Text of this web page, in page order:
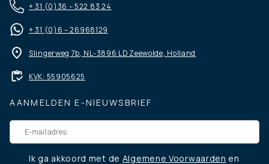
+ 31 (0)36 – 522 83 24
+ 31 (0)6 – 26968129
Slingerweg 7b, NL-3896 LD Zeewolde, Holland
KVK: 55905625
AANMELDEN E-NIEUWSBRIEF
Ik ga akkoord met de Algemene Voorwaarden en